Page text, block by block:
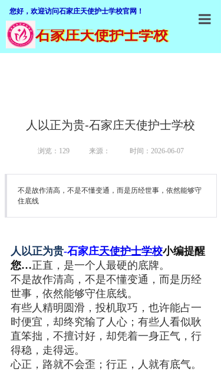
您好，欢迎访问石家庄天使护士学校官网！
教
石家庄天使护士学校
人以正为贵-石家庄天使护士学校
浏览：129 来源： 时间：2026-06-07
不是故作清高，不是不懂变通，而是历经世事，依然能够守
住底线
人以正为贵-石家庄天使护士学校小编提醒
您…正直，是一个人最硬的底牌。
不是故作清高，不是不懂变通，而是历经
世事，依然能够守住底线。
有些人精明圆滑，投机取巧，也许能占一
时便宜，却终究输了人心；有些人看似耿
直笨拙，不擅讨好，却凭着一身正气，行
得稳，走得远。
心正，路就不会歪；行正，人就有底气。